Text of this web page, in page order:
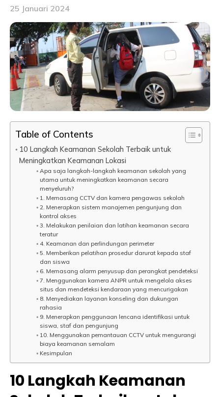
25 Januari 2024
Table of Contents
10 Langkah Keamanan Sekolah Terbaik untuk
Meningkatkan Keamanan Lokasi
Apa saja langkah-langkah keamanan sekolah yang
utama untuk meningkatkan keamanan secara
menyeluruh?
1. Memasang CCTV dan kamera pengawas sekolah
2. Menerapkan sistem manajemen pengunjung dan
kontrol akses
3. Melakukan penilaian dan latihan keamanan secara
teratur
4. Keamanan dan perlindungan perimeter
5. Memberikan pelatihan prosedur darurat kepada staf
dan siswa
6. Memasang alarm penyusup dan perangkat pendeteksi
7. Menggunakan kamera ANPR untuk mengelola akses
situs dan mendeteksi kendaraan yang mencurigakan
8. Menyediakan layanan konseling dan dukungan
rahasia
9. Menerapkan penggunaan lencana identifikasi untuk
siswa, staf dan pengunjung
10. Menggunakan pemantauan CCTV untuk mengurangi
biaya keamanan semalam
Kesimpulan
10 Langkah Keamanan